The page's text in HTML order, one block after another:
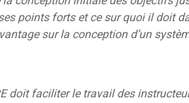
points forts et ce sur quoi il doit
sur la conception d’un
doit faciliter le travail des